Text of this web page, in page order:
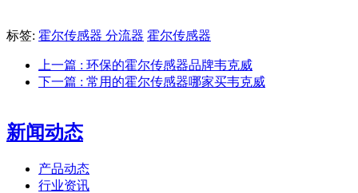
标签: 霍尔传感器 分流器 霍尔传感器
上一篇 : 环保的霍尔传感器品牌韦克威
下一篇 : 常用的霍尔传感器哪家买韦克威
新闻动态
产品动态
行业资讯